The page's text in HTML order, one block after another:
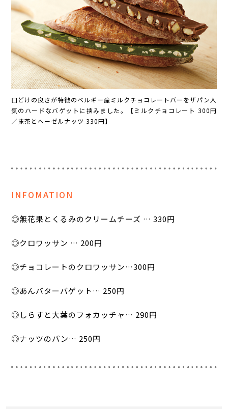
口どけの良さが特徴のベルギー産ミルクチョコレートバーをザパン人
気のハードなバゲットに挟みました。【ミルクチョコレート 300円
／抹茶とヘーゼルナッツ 330円】
INFOMATION
◎無花果とくるみのクリームチーズ … 330円
◎クロワッサン … 200円
◎チョコレートのクロワッサン…300円
◎あんバターバゲット… 250円
◎しらすと大葉のフォカッチャ… 290円
◎ナッツのパン… 250円